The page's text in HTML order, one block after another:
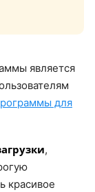
является
для
,
красивое